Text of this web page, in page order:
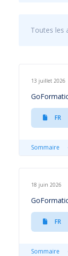
Toutes les
13 juillet 2026
FR
Sommaire
18 juin 2026
FR
Sommaire